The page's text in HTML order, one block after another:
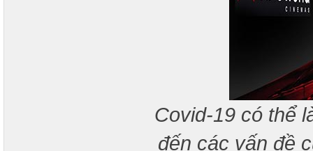
Covid-19 có thể
đến các vấn đề